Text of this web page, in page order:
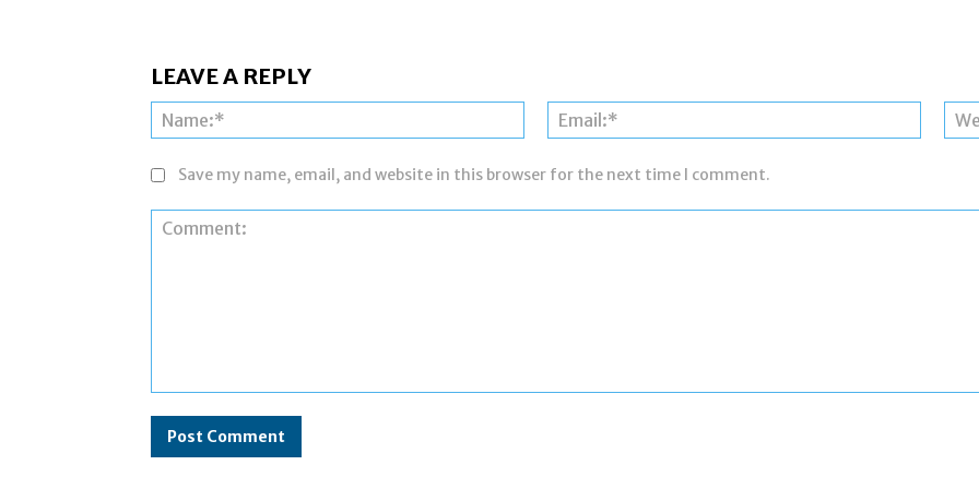
LEAVE A REPLY
Name:* Email:*
Save my name, email, and website in this browser for the next time I comment.